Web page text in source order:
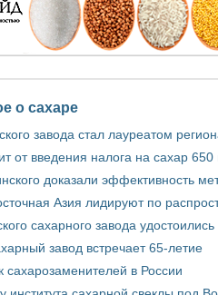
о сахаре
завода стал лауреатом
от введения налога на сахар
доказали эффективность
Азия лидируют по
сахарного завода удостоились
завод встречает 65-летие
сахарозаменителей в России